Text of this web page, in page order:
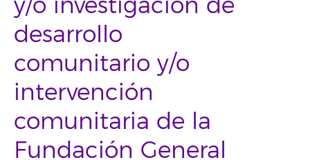
y/o investigación de
desarrollo
comunitario y/o
intervención
comunitaria de la
Fundación General